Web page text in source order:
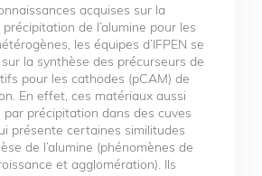
acquises sur la
de l’alumine pour les
les équipes d’IFPEN se
la synthèse des précurseurs de
pour les cathodes (pCAM) de
En effet, ces matériaux aussi
précipitation dans des cuves
présente certaines similitudes
de l’alumine (phénomènes de
et agglomération). Ils